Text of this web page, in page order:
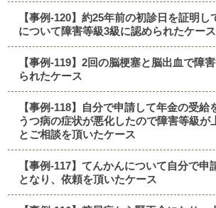
【事例-120】約25年前の初診日を証明し
について障害等級3級に認められたケース
【事例-119】2回の脳梗塞と脳出血で障
られたケース
【事例-118】自分で申請して年金の受給
うつ病の症状が悪化したので障害等級が
とご相談を頂いたケース
【事例-117】てんかんについて自分で申
となり、依頼を頂いたケース